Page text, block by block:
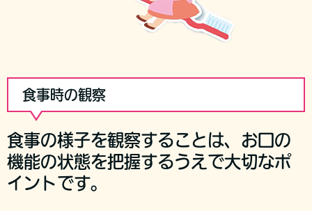
食事時の観察
食事の様子を観察することは、お口の
機能の状態を把握するうえで大切なポ
イントです。